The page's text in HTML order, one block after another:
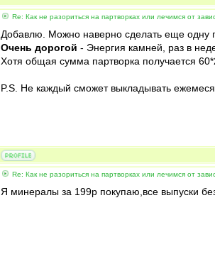
Re: Как не разориться на партворках или лечимся от
Добавлю. Можно наверно сделать еще одну
Очень дорогой - Энергия камней, раз в
Хотя общая сумма партворка получается
P.S. Не каждый сможет выкладывать
Re: Как не разориться на партворках или лечимся от
Я минералы за 199р покупаю,все выпуски